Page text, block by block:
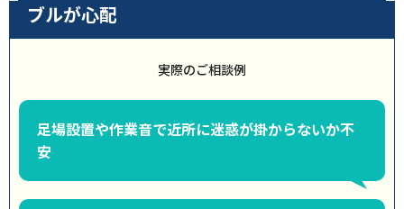
ブルが心配
実際のご相談例
足場設置や作業音で近所に迷惑が掛からないか不
安